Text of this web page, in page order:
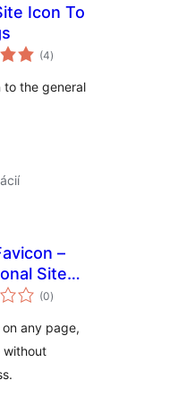
Icon To
(4celkové
hodnotenie
)
to the general
–
Site
(0celkové
hodnotenie
)
any page,